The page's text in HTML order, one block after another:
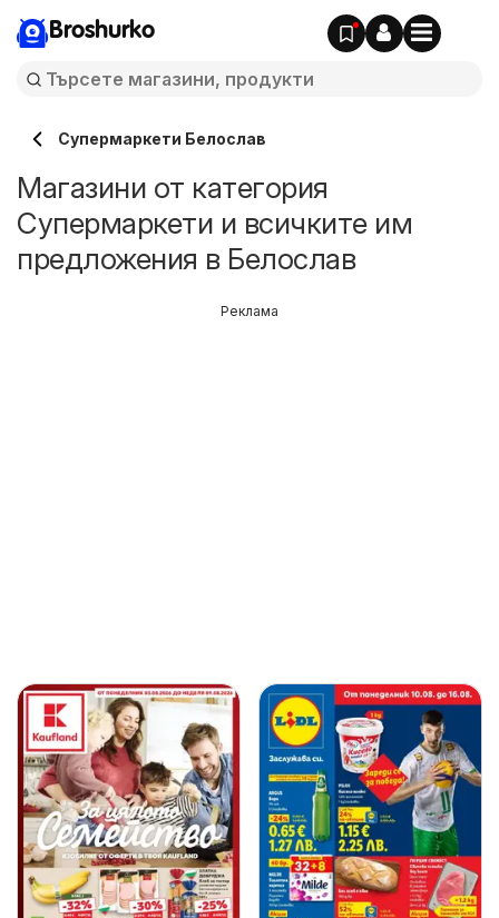
Broshurko
Супермаркети Белослав
Магазини от категория
Супермаркети и всичките им
предложения в Белослав
Реклама